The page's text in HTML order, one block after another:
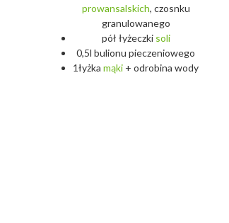
prowansalskich, czosnku
granulowanego
pół łyżeczki soli
0,5l bulionu pieczeniowego
1łyżka mąki + odrobina wody